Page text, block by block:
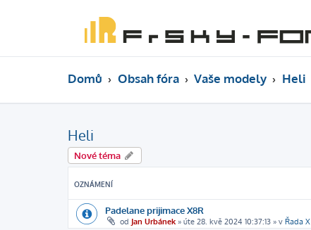
Domů Obsah fóra Vaše modely Heli
Heli
Nové téma
OZNÁMENÍ
Padelane prijimace X8R
od Jan Urbánek » úte 28. kvě 2024 10:37:13 » v Řada X